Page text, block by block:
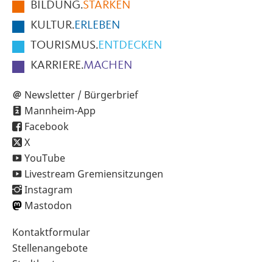
SeiteBILDUNG.STÄRKEN
KULTUR.ERLEBEN
TOURISMUS.ENTDECKEN
KARRIERE.MACHEN
Newsletter / Bürgerbrief
Mannheim-App
Facebook
X
YouTube
Livestream Gremiensitzungen
Instagram
Mastodon
Sekundärnavigation
im
Kontaktformular
Stellenangebote